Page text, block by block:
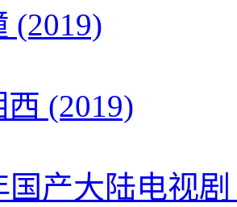
(2019)
(2019)
国产大陆电视